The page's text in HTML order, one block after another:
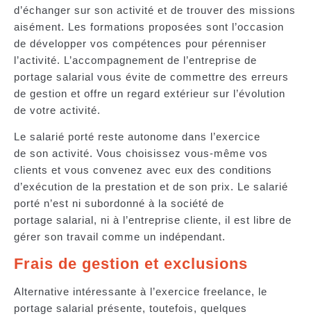
d’échanger sur son activité et de trouver des missions
aisément. Les formations proposées sont l’occasion
de développer vos compétences pour pérenniser
l’activité. L’accompagnement de l’entreprise de
portage salarial vous évite de commettre des erreurs
de gestion et offre un regard extérieur sur l’évolution
de votre activité.
Le salarié porté reste autonome dans l’exercice
de son activité. Vous choisissez vous-même vos
clients et vous convenez avec eux des conditions
d’exécution de la prestation et de son prix. Le salarié
porté n’est ni subordonné à la société de
portage salarial, ni à l’entreprise cliente, il est libre de
gérer son travail comme un indépendant.
Frais de gestion et exclusions
Alternative intéressante à l’exercice freelance, le
portage salarial présente, toutefois, quelques